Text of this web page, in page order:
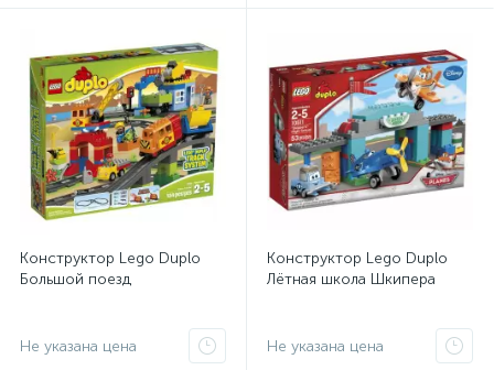
Конструктор Lego Duplo
Большой поезд
Не указана цена
Конструктор Lego Duplo
Лётная школа Шкипера
Не указана цена